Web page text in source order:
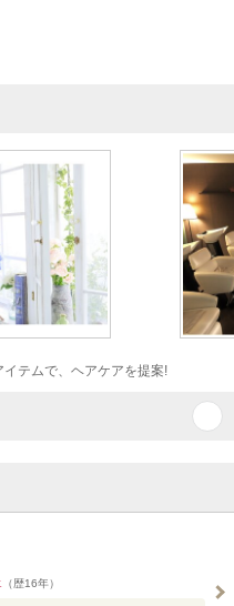
テムで、ヘアケアを提案!
（歴16年）